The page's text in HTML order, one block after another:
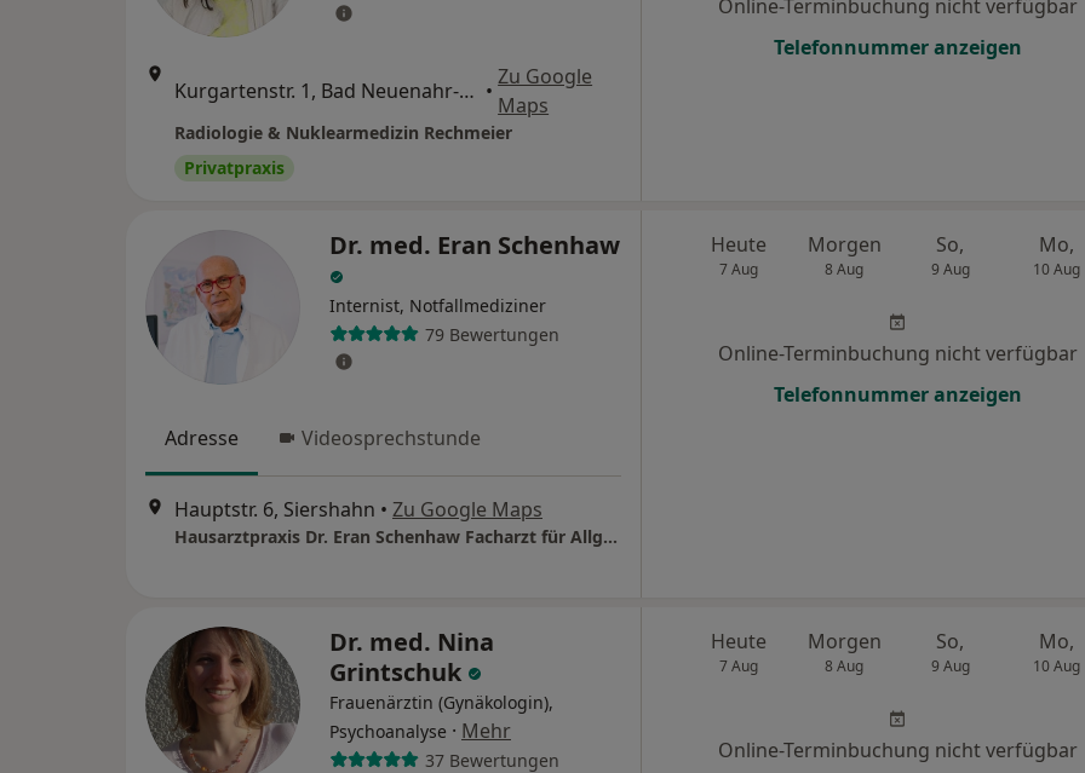
Kurgartenstr. 1, Bad Neuenahr-Ahrweiler •
Zu Google
Maps
Radiologie & Nuklearmedizin Rechmeier
Privatpraxis
Online-Terminbuchung nicht verfügbar
Telefonnummer anzeigen
Dr. med. Eran Schenhaw
Internist, Notfallmediziner
79 Bewertungen
Adresse Videosprechstunde
Hauptstr. 6, Siershahn • Zu Google Maps
Hausarztpraxis Dr. Eran Schenhaw Facharzt für Allgemeinmedizin
Heute
7 Aug
Morgen
8 Aug
So,
9 Aug
Mo,
10 Aug
Online-Terminbuchung nicht verfügbar
Telefonnummer anzeigen
Dr. med. Nina
Grintschuk
Frauenärztin (Gynäkologin),
Psychoanalyse · Mehr
37 Bewertungen
Heute
7 Aug
Morgen
8 Aug
So,
9 Aug
Mo,
10 Aug
Online-Terminbuchung nicht verfügbar